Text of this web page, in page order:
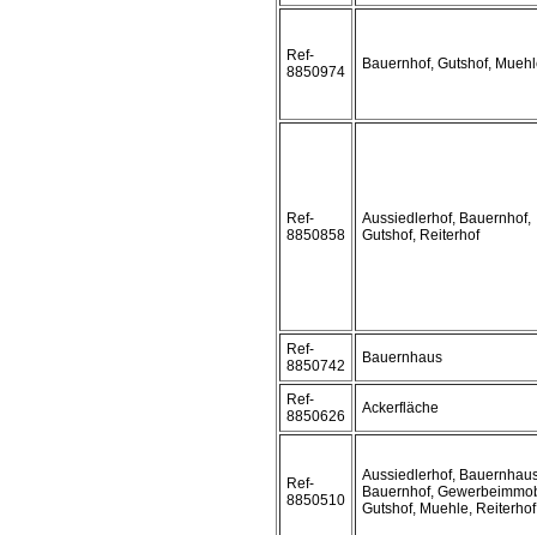
Ref-
8850974
Bauernhof, Gutshof,
Ref-
8850858
Aussiedlerhof, Bauernhof,
Gutshof, Reiterhof
Ref-
8850742
Bauernhaus
Ref-
8850626
Ackerfläche
Ref-
8850510
Aussiedlerhof,
Bauernhof,
Gutshof, Muehle, Reiterhof